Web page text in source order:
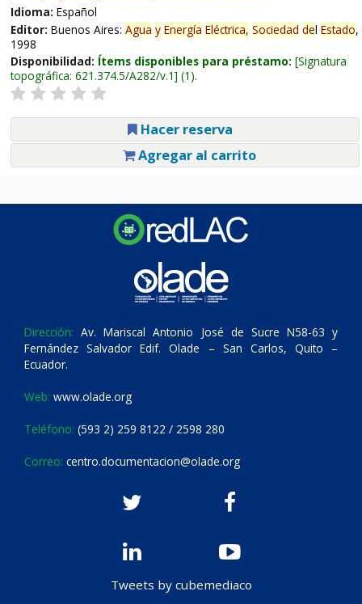
Idioma: Español
Editor: Buenos Aires: Agua y Energía Eléctrica, Sociedad del Estado,
1998
Disponibilidad: Ítems disponibles para préstamo: Signatura
topográfica: 621.374.5/A282/v.1 (1).
Hacer reserva
Agregar al carrito
Dirección: Av. Mariscal Antonio José de Sucre N58-63 y
Fernández Salvador Edif. Olade – San Carlos, Quito –
Ecuador.
Web: www.olade.org
Teléfono: (593 2) 259 8122 / 2598 280
Correo: centro.documentacion@olade.org
Tweets by cubemediaco